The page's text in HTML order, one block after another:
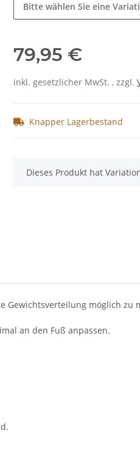
Bitte wählen Sie eine
79,95 €
inkl. gesetzlicher MwSt. , zzgl.
Knapper Lagerbestand
x
Dieses Produkt hat
Gewichtsverteilung möglich zu
an den Fuß anpassen.